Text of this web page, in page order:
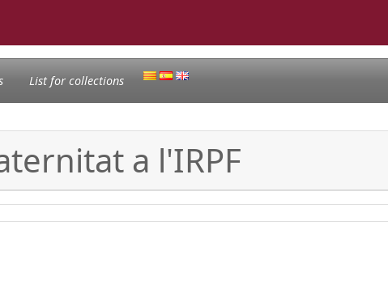
List for collections
a l'IRPF